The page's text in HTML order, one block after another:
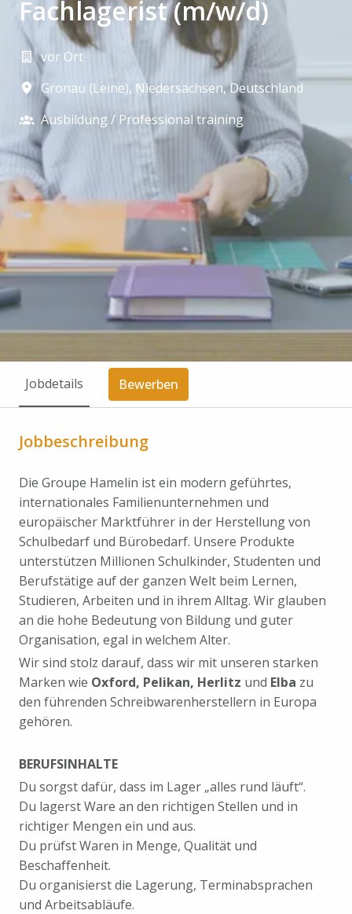
Fachlagerist (m/w/d)
vor Ort
Gronau (Leine), Niedersachsen,Deutschland
Ausbildung / Professional training
Jobdetails Bewerben
Jobbeschreibung
Die Groupe Hamelin ist ein modern geführtes,
internationales Familien­unternehmen und
europäischer Marktführer in der Herstellung von
Schulbedarf und Bürobedarf. Unsere Produkte
unterstützen Millionen Schulkinder, Studenten und
Berufstätige auf der ganzen Welt beim Lernen,
Studieren, Arbeiten und in ihrem Alltag. Wir glauben
an die hohe Bedeutung von Bildung und guter
Organisation, egal in welchem Alter.
Wir sind stolz darauf, dass wir mit unseren starken
Marken wie Oxford, Pelikan, Herlitz und Elba zu
den führenden Schreibwarenherstellern in Europa
gehören.
BERUFSINHALTE
Du sorgst dafür, dass im Lager „alles rund läuft“.
Du lagerst Ware an den richtigen Stellen und in
richtiger Mengen ein und aus.
Du prüfst Waren in Menge, Qualität und
Beschaffenheit.
Du organisierst die Lagerung, Terminabsprachen
und Arbeitsabläufe.